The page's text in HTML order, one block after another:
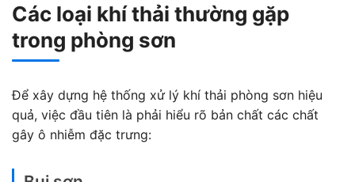
Các loại khí thải thường gặp
trong phòng sơn
Để xây dựng hệ thống xử lý khí thải phòng sơn hiệu
quả, việc đầu tiên là phải hiểu rõ bản chất các chất
gây ô nhiễm đặc trưng: